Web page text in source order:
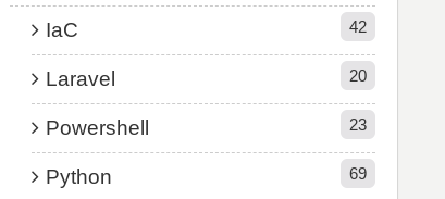
IaC 42
Laravel 20
Powershell 23
Python 69